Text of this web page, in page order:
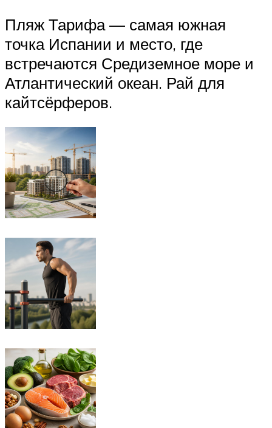
Пляж Тарифа — самая южная
точка Испании и место, где
встречаются Средиземное море и
Атлантический океан. Рай для
кайтсёрферов.